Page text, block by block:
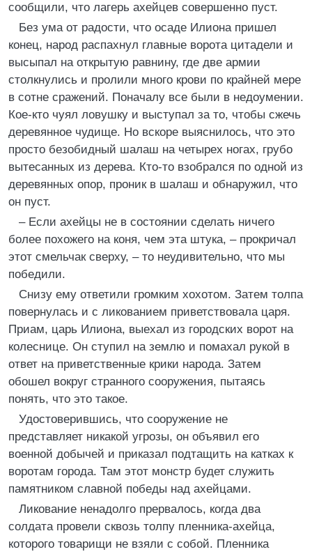
сообщили, что лагерь ахейцев совершенно пуст.
Без ума от радости, что осаде Илиона пришел
конец, народ распахнул главные ворота цитадели и
высыпал на открытую равнину, где две армии
столкнулись и пролили много крови по крайней мере
в сотне сражений. Поначалу все были в недоумении.
Кое-кто чуял ловушку и выступал за то, чтобы сжечь
деревянное чудище. Но вскоре выяснилось, что это
просто безобидный шалаш на четырех ногах, грубо
вытесанных из дерева. Кто-то взобрался по одной из
деревянных опор, проник в шалаш и обнаружил, что
он пуст.
– Если ахейцы не в состоянии сделать ничего
более похожего на коня, чем эта штука, – прокричал
этот смельчак сверху, – то неудивительно, что мы
победили.
Снизу ему ответили громким хохотом. Затем толпа
повернулась и с ликованием приветствовала царя.
Приам, царь Илиона, выехал из городских ворот на
колеснице. Он ступил на землю и помахал рукой в
ответ на приветственные крики народа. Затем
обошел вокруг странного сооружения, пытаясь
понять, что это такое.
Удостоверившись, что сооружение не
представляет никакой угрозы, он объявил его
военной добычей и приказал подтащить на катках к
воротам города. Там этот монстр будет служить
памятником славной победы над ахейцами.
Ликование ненадолго прервалось, когда два
солдата провели сквозь толпу пленника-ахейца,
которого товарищи не взяли с собой. Пленника